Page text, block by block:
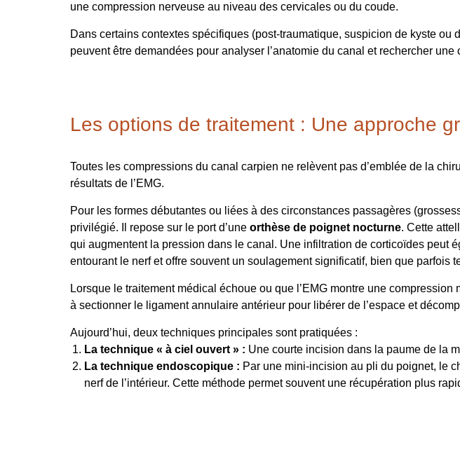
une compression nerveuse au niveau des cervicales ou du coude.
Dans certains contextes spécifiques (post-traumatique, suspicion de kyste
peuvent être demandées pour analyser l’anatomie du canal et rechercher
Les options de traitement : Une approche
Toutes les compressions du canal carpien ne relèvent pas d’emblée de la
résultats de l’EMG.
Pour les formes débutantes ou liées à des circonstances passagères
privilégié. Il repose sur le port d’une orthèse de poignet nocturne. Cette
qui augmentent la pression dans le canal. Une infiltration de corticoïdes peut
entourant le nerf et offre souvent un soulagement significatif, bien que parfois
Lorsque le traitement médical échoue ou que l’EMG montre une
à sectionner le ligament annulaire antérieur pour libérer de l’espace et
Aujourd’hui, deux techniques principales sont pratiquées :
La technique « à ciel ouvert » : Une courte incision dans la paume de la
La technique endoscopique : Par une mini-incision au pli du poignet, le
nerf de l’intérieur. Cette méthode permet souvent une récupération plus